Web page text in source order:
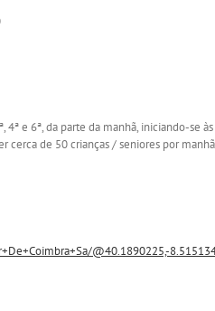
e 6ª, da parte da manhã, iniciando-se
cerca de 50 crianças / seniores por
@40.1890225,-